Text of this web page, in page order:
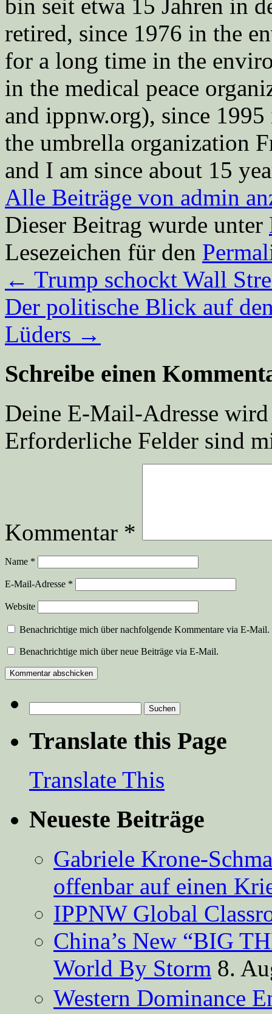
bin seit etwa 15 Jahren in
retired, since 1976 in the
for a long time in the
in the medical peace
and ippnw.org), since
the umbrella organization
and I am since about 15
Alle Beiträge von admin
Dieser Beitrag wurde unter
Lesezeichen für den
← Trump schockt Wall
Der politische Blick auf
Lüders →
Schreibe einen
Deine E-Mail-Adresse
Erforderliche Felder sind
Kommentar *
Name *
E-Mail-Adresse *
Website
Benachrichtige mich über nachfolgende Kommentare via E-Mail.
Benachrichtige mich über neue Beiträge via E-Mail.
nach:
Translate this Page
Translate This
Neueste Beiträge
Gabriele Krone-
offenbar auf einen
IPPNW Global
China’s New “BIG
World By Storm 8.
Western Dominance